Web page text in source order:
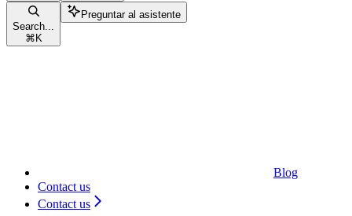
Search...
⌘ K
Preguntar al asistente
Blog
Contact us
Contact us